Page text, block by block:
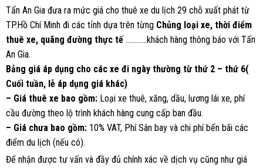
Tấn An Gia đưa ra mức giá cho thuê xe du lịch 29 chỗ xuất phát từ
TP.Hồ Chí Minh đi các tỉnh dựa trên từng Chủng loại xe, thời điểm
thuê xe, quãng đường thực tế…………khách hàng thông báo với Tấn
An Gia.
Bảng giá áp dụng cho các xe đi ngày thường từ thứ 2 – thứ 6(
Cuối tuần, lễ áp dụng giá khác)
– Giá thuê xe bao gồm: Loại xe thuê, xăng, dầu, lương lái xe, phí
cầu đường theo lộ trình khách hàng cung cấp ban đầu.
– Giá chưa bao gồm: 10% VAT, Phí Sân bay và chi phí bến bãi các
điểm du lịch (nếu có).
Để nhận được tư vấn và đầy đủ chính xác về dịch vụ cũng như giá